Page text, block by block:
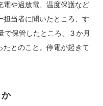
電や過放電、温度保護など
担当者に聞いたところ、す
で保管したところ、３か月
たとのこと。停電が起きて